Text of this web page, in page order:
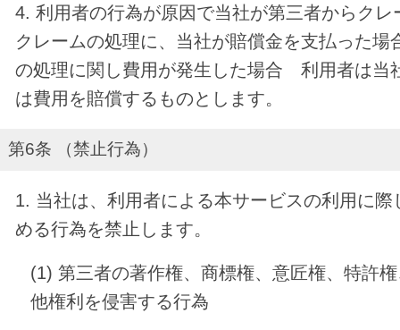
4. 利用者の行為が原因で当社が第三者からクレ
クレームの処理に、当社が賠償金を支払った場
の処理に関し費用が発生した場合 利用者は当
は費用を賠償するものとします。
第6条 （禁止行為）
1. 当社は、利用者による本サービスの利用に
める行為を禁止します。
(1) 第三者の著作権、商標権、意匠権、特許
他権利を侵害する行為